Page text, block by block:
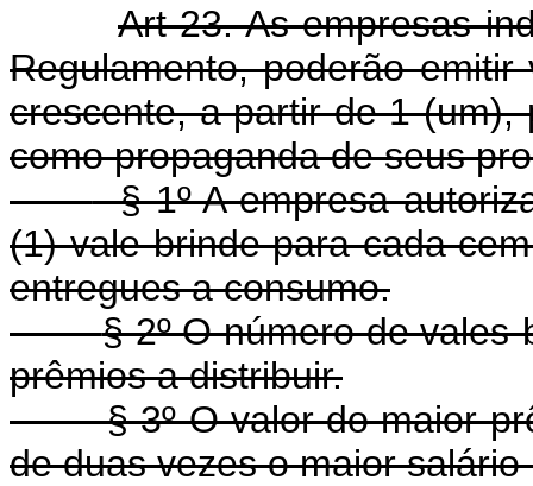
Art 23. As empresas
Regulamento, poderão
crescente, a partir de 1 (um),
como propaganda de seus
§ 1º A empresa
(1) vale-brinde para cada
entregues a consumo.
§ 2º O número de
prêmios a distribuir.
§ 3º O valor do maior
de duas vezes o maior